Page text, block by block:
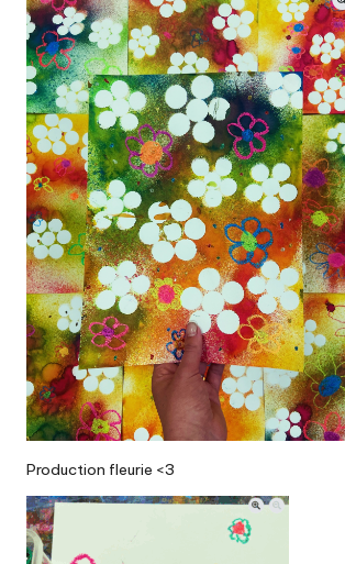
Production fleurie <3